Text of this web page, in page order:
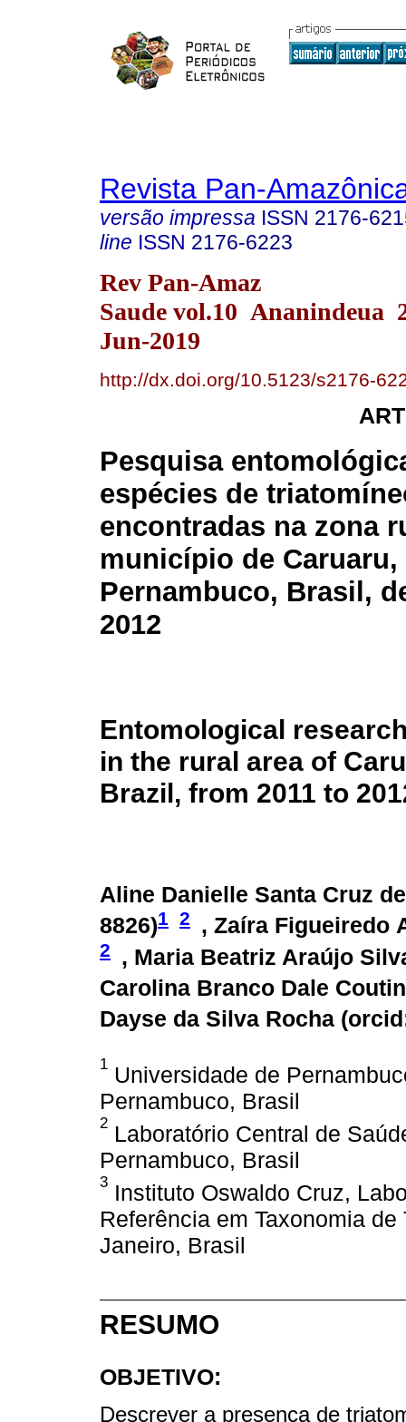
Revista Pan-
versão impressa ISSN 2176-
line ISSN 2176-6223
Rev Pan-Amaz
Saude vol.10 Ananindeua
Jun-2019
http://dx.doi.org/10.5123/s2176-
Pesquisa
espécies de
encontradas na zona
município de Caruaru,
Pernambuco, Brasil,
2012
Entomological
in the rural area of
Brazil, from 2011 to
Aline Danielle Santa Cruz
8826)1 2 , Zaíra Figueiredo
2
, Maria Beatriz Araújo
Carolina Branco Dale
Dayse da Silva Rocha (
1 Universidade de
Pernambuco, Brasil
2 Laboratório Central de
Pernambuco, Brasil
3 Instituto Oswaldo Cruz,
Referência em Taxonomia
Janeiro, Brasil
RESUMO
OBJETIVO:
Descrever a presença de